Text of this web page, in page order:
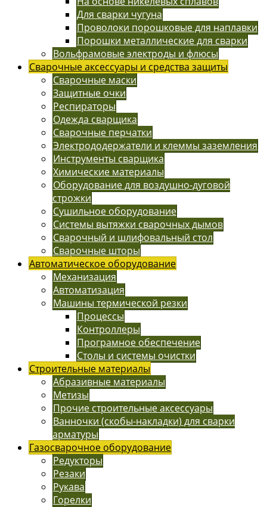
Для сварки чугуна
Проволоки порошковые для наплавки
Порошки металлические для сварки
Вольфрамовые электроды и флюсы
Сварочные аксессуары и средства защиты
Сварочные маски
Защитные очки
Респираторы
Одежда сварщика
Сварочные перчатки
Электрододержатели и клеммы заземления
Инструменты сварщика
Химические материалы
Оборудование для воздушно-дуговой
строжки
Сушильное оборудование
Системы вытяжки сварочных дымов
Сварочный и шлифовальный стол
Сварочные шторы
Автоматическое оборудование
Механизация
Автоматизация
Машины термической резки
Процессы
Контроллеры
Програмное обеспечение
Столы и системы очистки
Строительные материалы
Абразивные материалы
Метизы
Прочие строительные аксессуары
Ванночки (скобы-накладки) для сварки
арматуры
Газосварочное оборудование
Редукторы
Резаки
Рукава
Горелки